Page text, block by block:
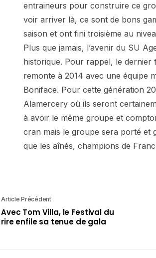
entraineurs pour construire ce
voir arriver là, ce sont de bons
saison et ont fini troisième au
Plus que jamais, l’avenir du SU
historique. Pour rappel, le dernier
remonte à 2014 avec une équipe
Boniface. Pour cette génération
Alamercery où ils seront
à avoir le même groupe et
cran mais le groupe sera porté et
que les aînés, champions de
Article Précédent
Avec Tom Villa, le Festival du
rire enfile sa tenue de gala